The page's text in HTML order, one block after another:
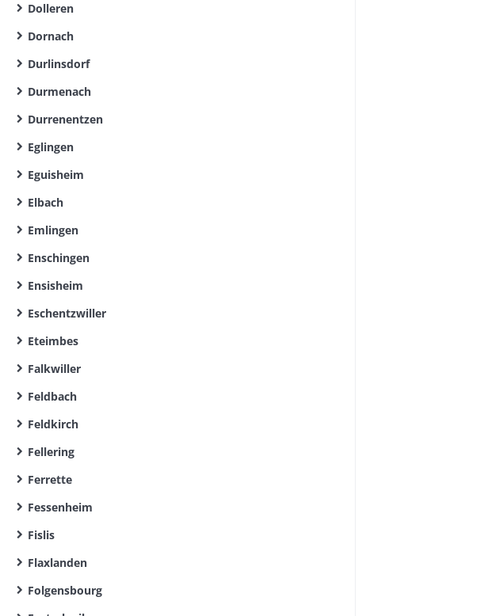
Dolleren
Dornach
Durlinsdorf
Durmenach
Durrenentzen
Eglingen
Eguisheim
Elbach
Emlingen
Enschingen
Ensisheim
Eschentzwiller
Eteimbes
Falkwiller
Feldbach
Feldkirch
Fellering
Ferrette
Fessenheim
Fislis
Flaxlanden
Folgensbourg